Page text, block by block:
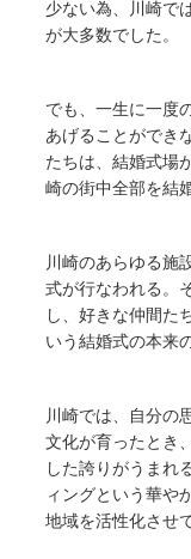
少ない為、川崎で
が大多数でした。
でも、一生に一度
あげることができ
たちは、結婚式場
崎の街中全部を結
川崎のあらゆる施
式が行なわれる。
し、好きな仲間た
いう結婚式の本来
川崎では、自分の
文化が育ったとき
した誇りがうまれ
ィングという華や
地域を活性化させ